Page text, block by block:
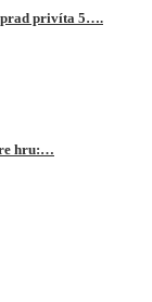
privíta 5….
hru:…